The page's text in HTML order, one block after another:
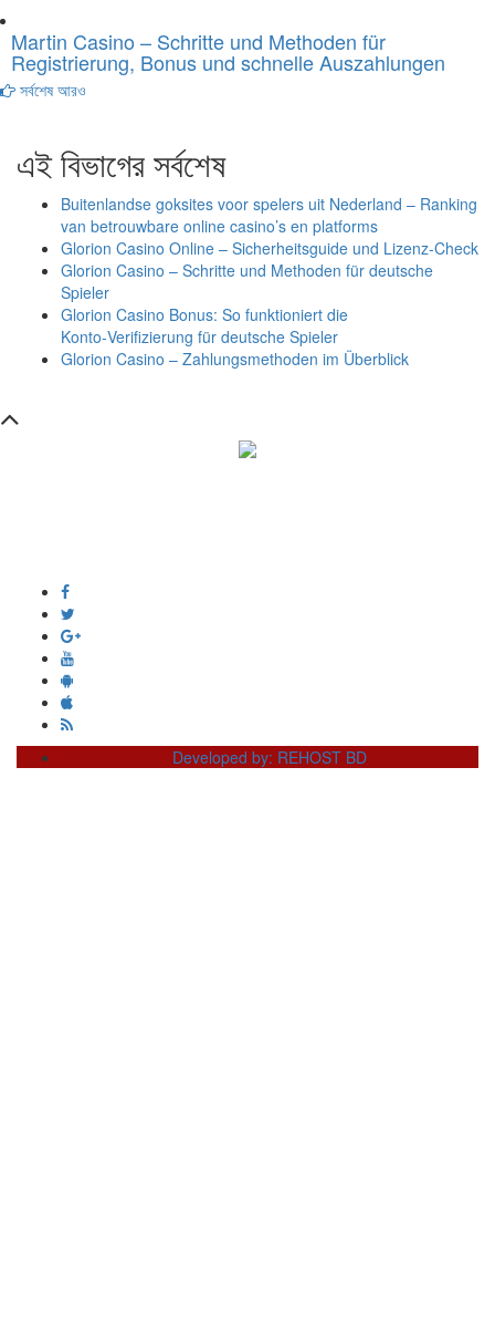
Martin Casino – Schritte und Methoden für
Registrierung, Bonus und schnelle Auszahlungen
সর্বশেষ আরও
এই বিভাগের সর্বশেষ
Buitenlandse goksites voor spelers uit Nederland – Ranking
van betrouwbare online casino’s en platforms
Glorion Casino Online – Sicherheitsguide und Lizenz‑Check
Glorion Casino – Schritte und Methoden für deutsche
Spieler
Glorion Casino Bonus: So funktioniert die
Konto‑Verifizierung für deutsche Spieler
Glorion Casino – Zahlungsmethoden im Überblick
Developed by: REHOST BD